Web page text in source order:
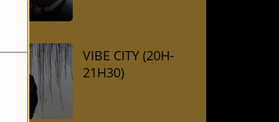
VIBE CITY (20H-
21H30)